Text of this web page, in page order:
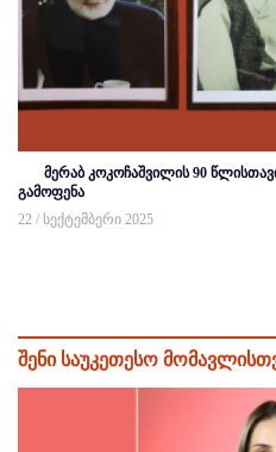
მერაბ კოკოჩაშვილის 90
გამოფენა
22 / სექტემბერი 2025
შენი საუკეთესო